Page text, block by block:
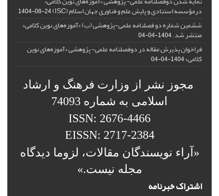
درمؤسسه استنادی و پایش علم و فناوری جهان اسلام (ISC) 1404-08-24
ششمین شماره دو فصلنامه علمی-پژوهشی (ب) «آموزه‌های نوین کلامی»
منتشر شد.1404-04-04
فراخوان پذیرش مقاله در دوفصلنامه علمی- پژوهشی «آموزه‌های نوین
کلامی»1404-04-04
مجوز نشر از وزارت فرهنگ و ارشاد
اسلامی به شماره 74093
ISSN: 2676-4466
EISSN: 2717-2384
«آراء نویسندگان مقالات، لزوما دیدگاه
مجله نیست.»
اشتراک خبرنامه